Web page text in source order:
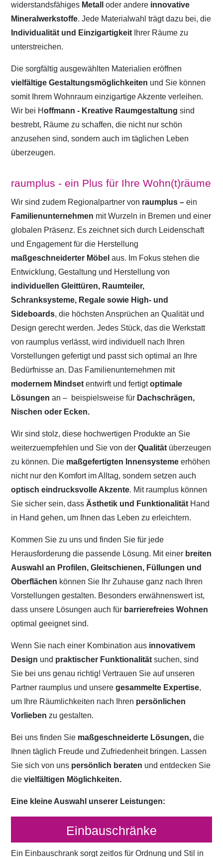
widerstandsfähiges Metalloder andere innovative
Mineralwerkstoffe. Jede Materialwahl trägt dazu bei, die
Individualität und Einzigartigkeit Ihrer Räume zu
unterstreichen.
Die sorgfältig ausgewählten Materialien eröffnen
vielfältige Gestaltungsmöglichkeiten und Sie können
somit Ihrem Wohnraum einzigartige Akzente verleihen.
Wir bei Hoffmann - Kreative Raumgestaltung sind
bestrebt, Räume zu schaffen, die nicht nur schön
anzusehen sind, sondern auch im täglichen Leben
überzeugen.
raumplus - ein Plus für Ihre Wohn(t)räume
Wir sind zudem Regionalpartner von raumplus – ein
Familienunternehmen mit Wurzeln in Bremen und einer
globalen Präsenz. Es zeichnet sich durch Leidenschaft
und Engagement für die Herstellung
maßgeschneiderter Möbelaus. Im Fokus stehen die
Entwicklung, Gestaltung und Herstellung von
individuellen Gleittüren, Raumteiler,
Schranksysteme, Regale sowie High- und
Sideboards, die höchsten Ansprüchen an Qualität und
Design gerecht werden. Jedes Stück, das die Werkstatt
von raumplus verlässt, wird individuell nach Ihren
Vorstellungen gefertigt und passt sich optimal an Ihre
Bedürfnisse an. Das Familienunternehmen mit
modernem Mindset entwirft und fertigtoptimale
Lösungen an – beispielsweise für Dachschrägen,
Nischen oder Ecken.
Wir sind stolz, diese hochwertigen Produkte an Sie
weiterzuempfehlen und Sie von derQualität überzeugen
zu können. Die maßgefertigten Innensystemeerhöhen
nicht nur den Komfort im Alltag, sondern setzen auch
optisch eindrucksvolle Akzente. Mit raumplus können
Sie sicher sein, dass Ästhetik und Funktionalität Hand
in Hand gehen, um Ihnen das Leben zu erleichtern.
Kommen Sie zu uns und finden Sie für jede
Herausforderung die passende Lösung. Mit einer breiten
Auswahl an Profilen, Gleitschienen, Füllungen und
Oberflächen können Sie Ihr Zuhause ganz nach Ihren
Vorstellungen gestalten. Besonders erwähnenswert ist,
dass unsere Lösungen auch für barrierefreies Wohnen
optimal geeignet sind.
Wenn Sie nach einer Kombination aus innovativem
Design und praktischer Funktionalitätsuchen, sind
Sie bei uns genau richtig! Vertrauen Sie auf unseren
Partner raumplus und unseregesammelte Expertise,
um Ihre Räumlichkeiten nach Ihren persönlichen
Vorliebenzu gestalten.
Bei uns finden Sie maßgeschneiderte Lösungen, die
Ihnen täglich Freude und Zufriedenheit bringen. Lassen
Sie sich von uns persönlich beraten und entdecken Sie
dievielfältigen Möglichkeiten.
Eine kleine Auswahl unserer Leistungen:
Einbauschränke
Ein Einbauschrank sorgt zeitlos für Ordnung und Stil in